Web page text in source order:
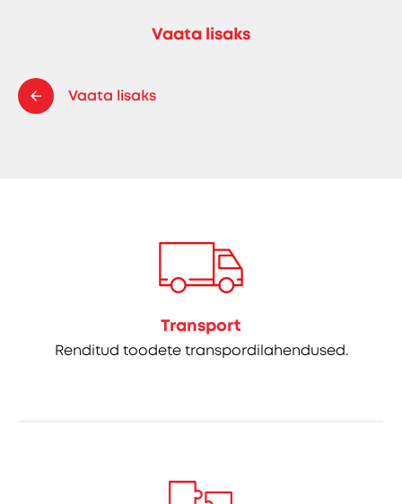
Vaata lisaks
Vaata lisaks
Transport
Renditud toodete transpordilahendused.